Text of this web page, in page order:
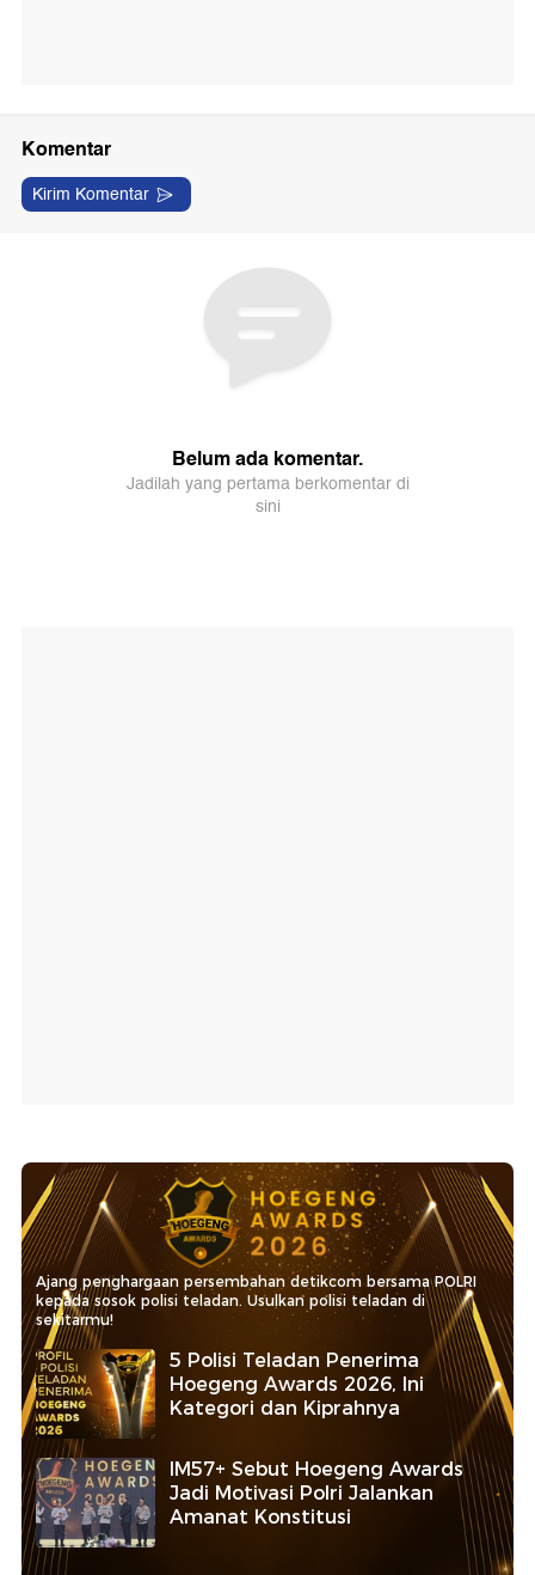
Ajang penghargaan persembahan detikcom bersama POLRI
kepada sosok polisi teladan. Usulkan polisi teladan di
sekitarmu!
5 Polisi Teladan Penerima
Hoegeng Awards 2026, Ini
Kategori dan Kiprahnya
IM57+ Sebut Hoegeng Awards
Jadi Motivasi Polri Jalankan
Amanat Konstitusi